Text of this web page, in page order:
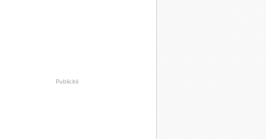
Publicité